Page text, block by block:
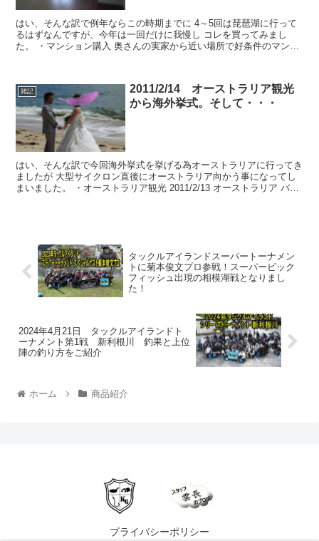
はい、そんな訳で例年ならこの時期までに 4～5回は琵琶湖に行って
るはずなんですが、今年は一回だけに我慢し コレを買ってみまし
た。 ・マンション購入 奥さんの実家から近い場所で好条件のマンシ
雑記
2011/2/14 オーストラリア観光
から海外挙式。そして・・・
はい、そんな訳で今回海外挙式を挙げる為オーストラリアに行ってき
ましたが 大型サイクロン直後にオーストラリア向かう事になってし
まいました。 ・オーストラリア観光 2011/2/13 オーストラリア バラ
タックルアイランドスーパートーナメン
トに菊本俊文プロ参戦！スーパービック
フィッシュ出現の相模湖戦となりまし
た！
2024年4月21日 タックルアイランドト
ーナメント第1戦 新利根川 釣果と上位
陣の釣り方をご紹介
ホーム 商品紹介
プライバシーポリシー